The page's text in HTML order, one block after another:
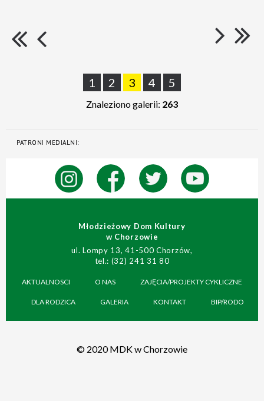
1 2 3 4 5
Znaleziono galerii: 263
Młodzieżowy Dom Kultury
w Chorzowie
ul. Lompy 13, 41-500 Chorzów,
tel.: (32) 241 31 80
AKTUALNOSCI O NAS ZAJĘCIA/PROJEKTY CYKLICZNE
DLA RODZICA GALERIA KONTAKT BIP/RODO
© 2020 MDK w Chorzowie